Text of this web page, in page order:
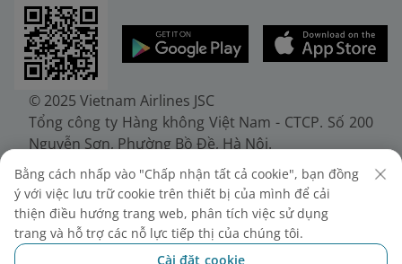
© 2025 Vietnam Airlines JSC
Tổng công ty Hàng không Việt Nam - CTCP. Số 200
Nguyễn Sơn, Phường Bồ Đề, Hà Nội.
Điện thoại: (+84-24) 38272289. Fax: (+84-24)
38722375
Giấy chứng nhận đăng ký doanh nghiệp, mã số
doanh nghiệp 0100107518, đăng ký lần đầu ngày
30/6/2010, đăng ký thay đổi lần thứ 10 ngày
Bằng cách nhấp vào "Chấp nhận tất cả cookie", bạn đồng
ý với việc lưu trữ cookie trên thiết bị của mình để cải
thiện điều hướng trang web, phân tích việc sử dụng
trang và hỗ trợ các nỗ lực tiếp thị của chúng tôi.
Cài đặt cookie